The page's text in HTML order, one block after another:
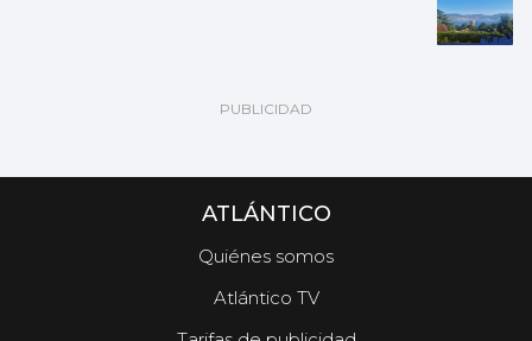
ATLÁNTICO
Quiénes somos
Atlántico TV